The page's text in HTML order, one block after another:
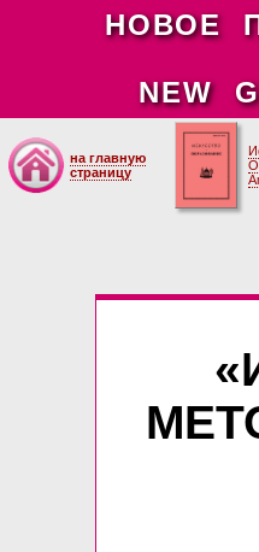
НОВОЕ
NEW
на главную
страницу